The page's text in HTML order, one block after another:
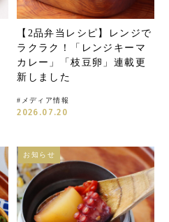
【2品弁当レシピ】レンジで
ラクラク！「レンジキーマ
カレー」「枝豆卵」連載更
新しました
# メディア情報
2026.07.20
お知らせ